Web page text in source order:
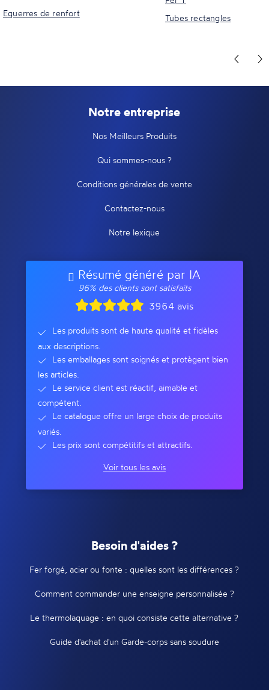
Equerres de renfort
Tubes rectangles
Notre entreprise
Nos Meilleurs Produits
Qui sommes-nous ?
Conditions générales de vente
Contactez-nous
Notre lexique
Résumé généré par IA
96% des clients sont satisfaits
3964 avis
Les produits sont de haute qualité et fidèles
aux descriptions.
Les emballages sont soignés et protègent bien
les articles.
Le service client est réactif, aimable et
compétent.
Le catalogue offre un large choix de produits
variés.
Les prix sont compétitifs et attractifs.
Voir tous les avis
Besoin d'aides ?
Fer forgé, acier ou fonte : quelles sont les différences ?
Comment commander une enseigne personnalisée ?
Le thermolaquage : en quoi consiste cette alternative ?
Guide d'achat d'un Garde-corps sans soudure